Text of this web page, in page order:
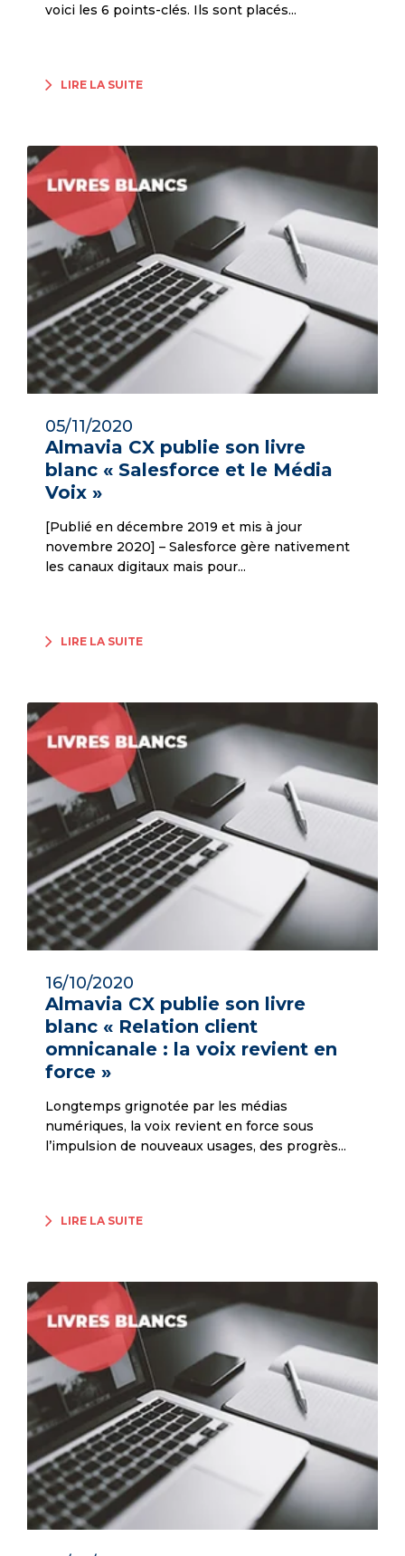
voici les 6 points-clés. Ils sont placés...
LIRE LA SUITE
05/11/2020
Almavia CX publie son livre
blanc « Salesforce et le Média
Voix »
[Publié en décembre 2019 et mis à jour
novembre 2020] – Salesforce gère nativement
les canaux digitaux mais pour...
LIRE LA SUITE
16/10/2020
Almavia CX publie son livre
blanc « Relation client
omnicanale : la voix revient en
force »
Longtemps grignotée par les médias
numériques, la voix revient en force sous
l’impulsion de nouveaux usages, des progrès...
LIRE LA SUITE